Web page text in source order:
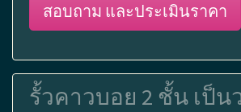
สอบถาม และประเมินราคา
รั้วคาวบอย 2 ชั้น เป็น